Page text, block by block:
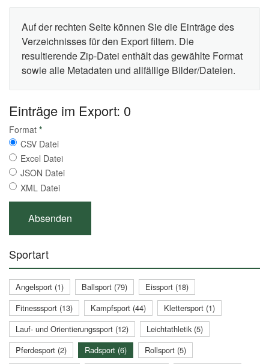
Auf der rechten Seite können Sie die Einträge des
Verzeichnisses für den Export filtern. Die
resultierende Zip-Datei enthält das gewählte Format
sowie alle Metadaten und allfällige Bilder/Dateien.
Einträge im Export: 0
Format *
CSV Datei
Excel Datei
JSON Datei
XML Datei
Sportart
Angelsport (1) Ballsport (79)
Eissport (18)
Fitnesssport (13)
Kampfsport (44)
Klettersport (1)
Lauf- und Orientierungssport (12)
Leichtathletik (5)
Pferdesport (2)
Radsport (6)
Rollsport (5)